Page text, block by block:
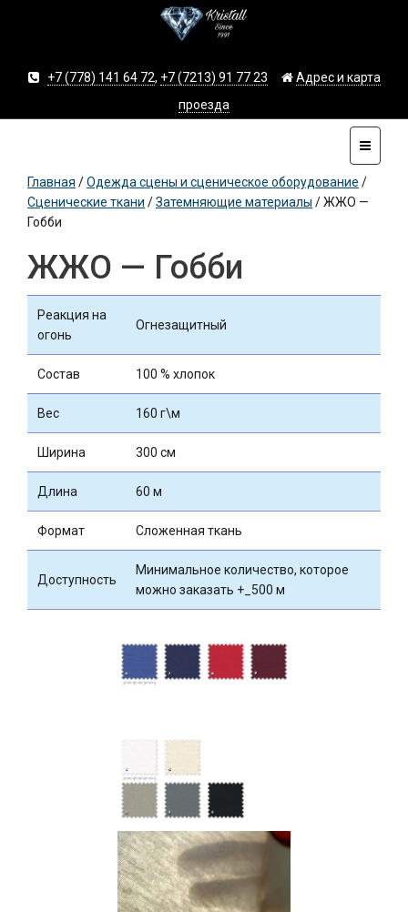
+7 (778) 141 64 72, +7 (7213) 91 77 23
Адрес и карта
проезда
Главная /Одежда сцены и сценическое оборудование /
Сценические ткани /Затемняющие материалы /ЖЖО —
Гобби
ЖЖО — Гобби
Реакция на
огонь
Огнезащитный
Состав 100 % хлопок
Вес 160 г\м
Ширина 300 см
Длина 60 м
Формат Сложенная ткань
Доступность
Минимальное количество, которое
можно заказать +_500 м